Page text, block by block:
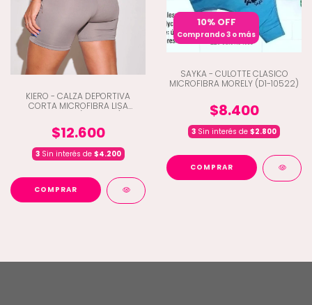
KIERO - CALZA DEPORTIVA
CORTA MICROFIBRA LISA
$12.600
3Sin interés de $4.200
COMPRAR
10% OFF
Comprando 3 o más
SAYKA - CULOTTE CLASICO
MICROFIBRA MORELY (D1-10522)
$8.400
3 Sin interés de $2.800
COMPRAR